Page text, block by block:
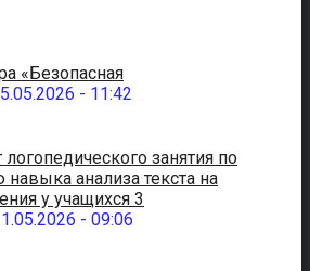
«Безопасная
- 11:42
логопедического занятия по
навыка анализа текста на
у учащихся 3
- 09:06